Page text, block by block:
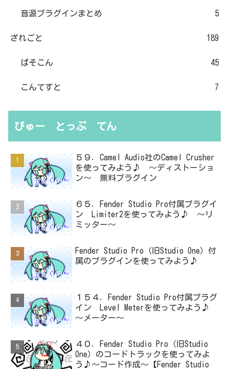
音源プラグインまとめ 5
ざれごと 189
ぱそこん 45
こんてすと 7
びゅー とっぷ てん
５９．Camel Audio社のCamel Crusher
を使ってみよう♪ ～ディストーショ
ン～ 無料プラグイン
６５．Fender Studio Pro付属プラグイ
ン Limiter2を使ってみよう♪ ～リ
ミッター～
Fender Studio Pro（旧Studio One）付
属のプラグインを使ってみよう♪
１５４．Fender Studio Pro付属プラグ
イン Level Meterを使ってみよう♪
～メーター～
４０．Fender Studio Pro（旧Studio
One）のコードトラックを使ってみよ
う♪～コード作成～【Fender Studio